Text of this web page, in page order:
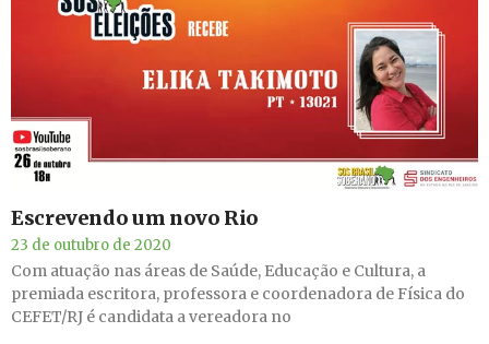
Escrevendo um novo Rio
23 de outubro de 2020
Com atuação nas áreas de Saúde, Educação e Cultura, a
premiada escritora, professora e coordenadora de Física do
CEFET/RJ é candidata a vereadora no